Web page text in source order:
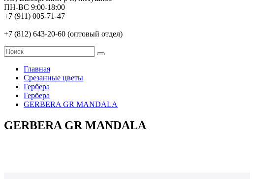
ПН-ВС 9:00-18:00
+7 (911) 005-71-47
+7 (812) 643-20-60 (оптовый отдел)
Главная
Срезанные цветы
Гербера
Гербера
GERBERA GR MANDALA
GERBERA GR MANDALA